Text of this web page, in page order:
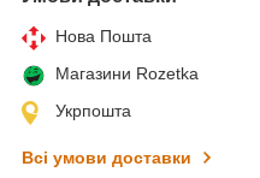
Нова Пошта
Магазини Rozetka
Укрпошта
Всі умови доставки